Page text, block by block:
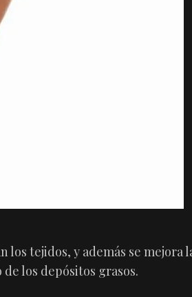
los tejidos, y además se mejora
los depósitos grasos.